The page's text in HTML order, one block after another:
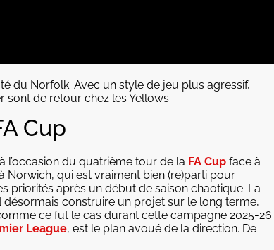
du Norfolk. Avec un style de jeu plus agressif,
sont de retour chez les Yellows.
Cup
l’occasion du quatrième tour de la FA Cup face à
Norwich, qui est vraiment bien (re)parti pour
priorités après un début de saison chaotique. La
construire un projet sur le long terme,
ce fut le cas durant cette campagne 2025-26.
League, est le plan avoué de la direction. De